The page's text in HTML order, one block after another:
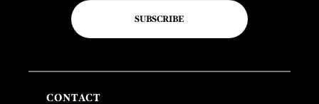
SUBSCRIBE
CONTACT